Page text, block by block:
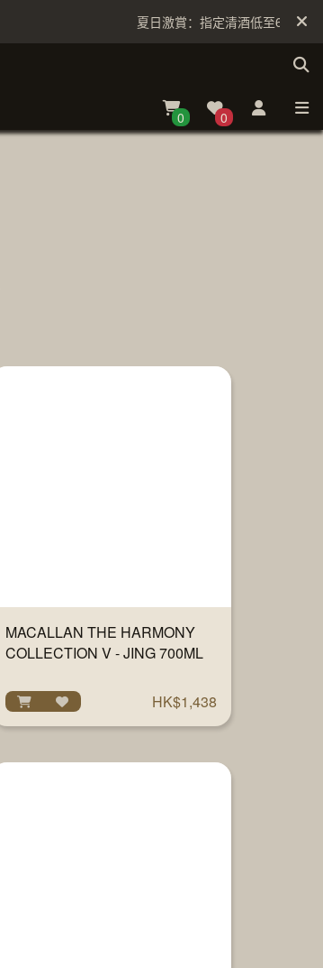
夏日激賞：指定清酒低至6折
0 0
MACALLAN THE HARMONY
COLLECTION V - JING 700ML
HK$1,438